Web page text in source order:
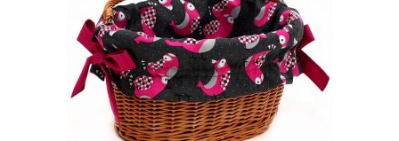
DODAJ U KOŠARICU